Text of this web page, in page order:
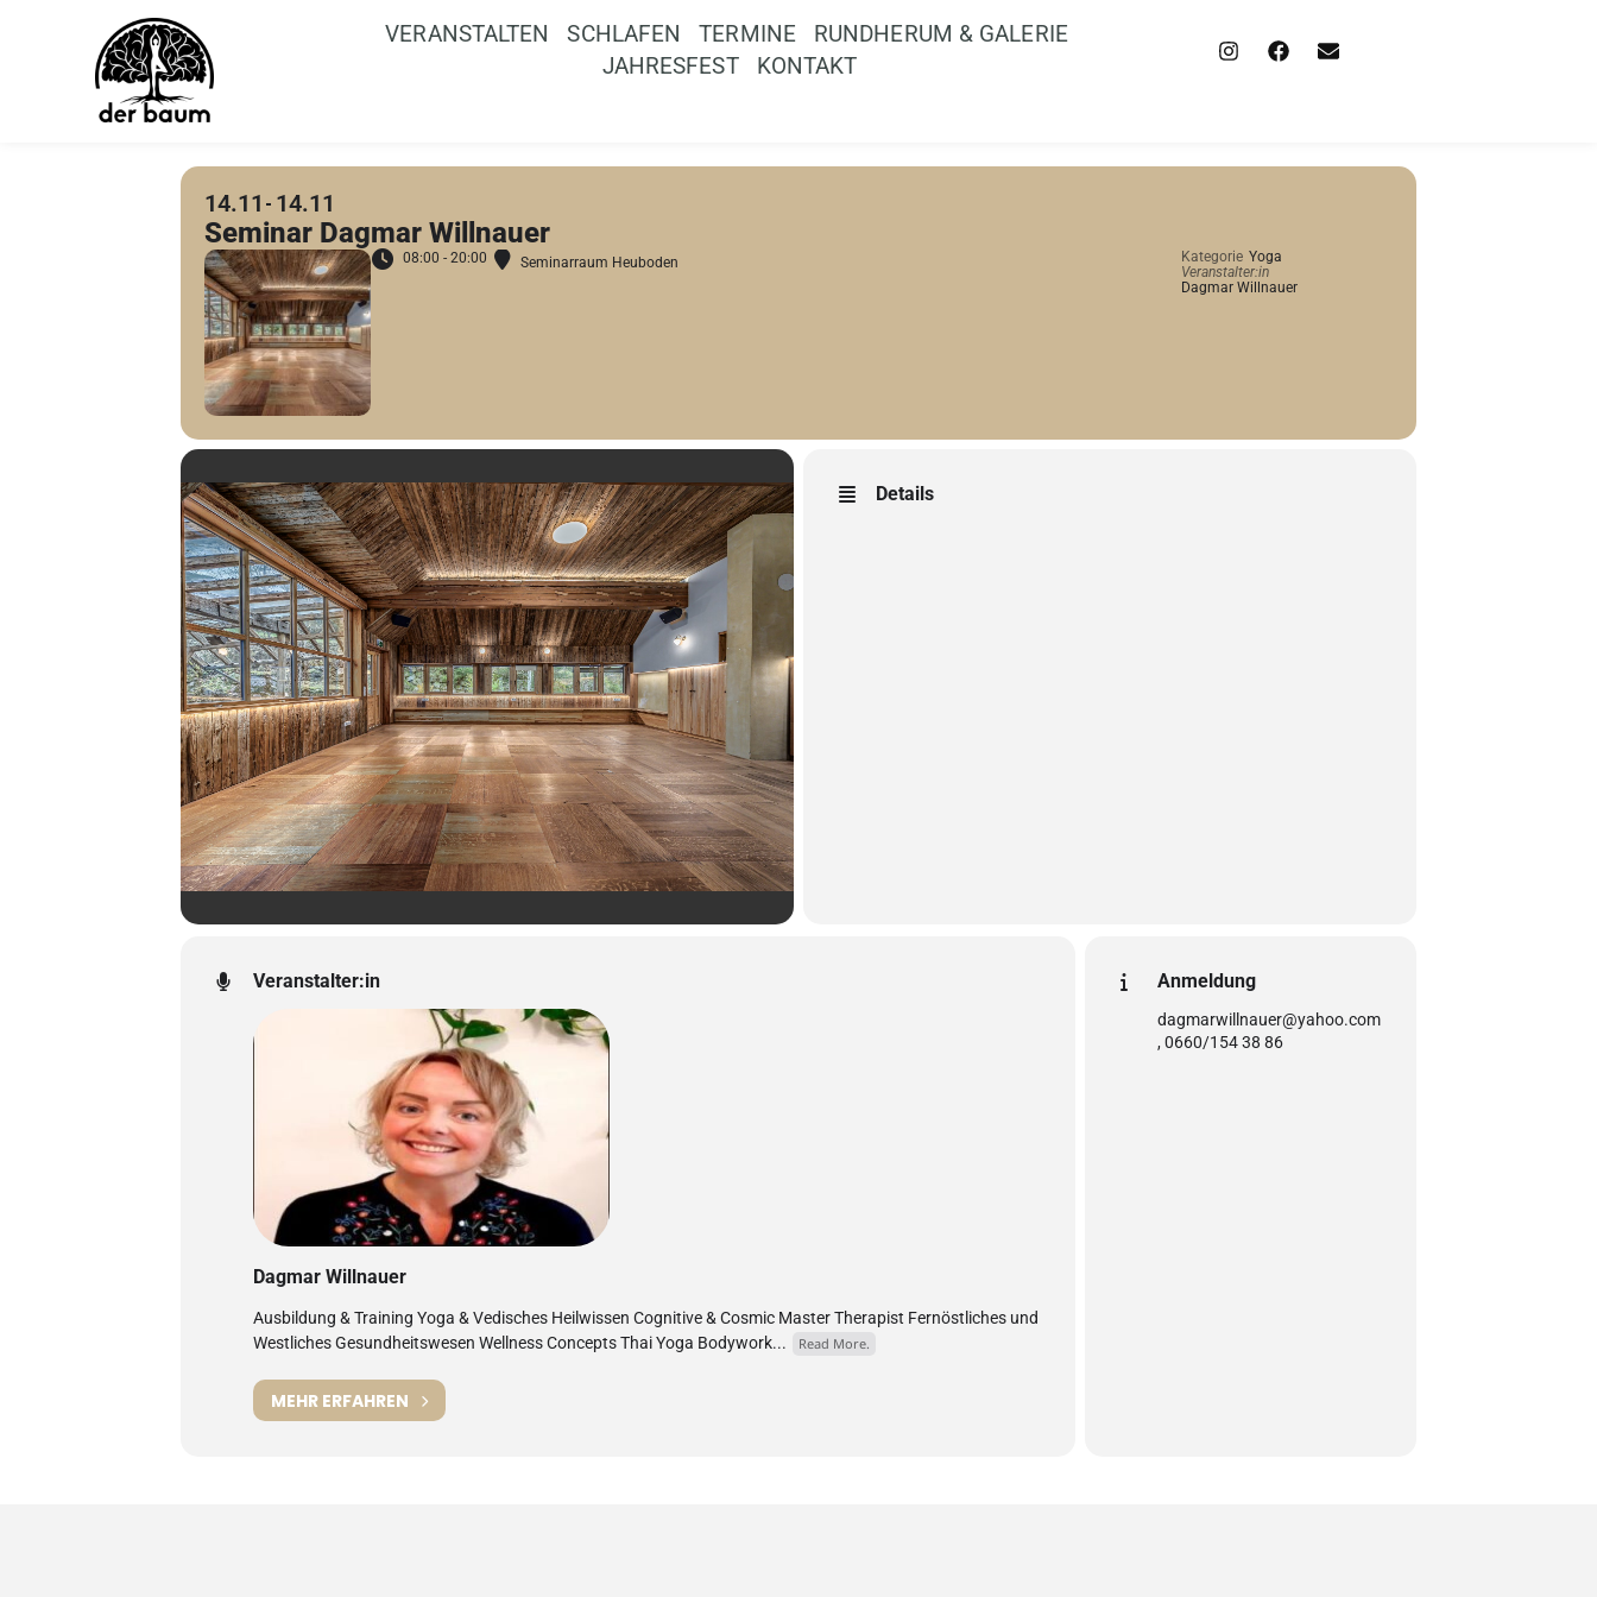
VERANSTALTEN SCHLAFEN TERMINE
RUNDHERUM & GALERIE
JAHRESFEST
KONTAKT
14.11 14.11
Seminar Dagmar Willnauer
08:00 - 20:00 Seminarraum Heuboden Kategorie Yoga
Veranstalter:in
Dagmar Willnauer
Details
Veranstalter:in
Dagmar Willnauer
Ausbildung & Training Yoga & Vedisches Heilwissen Cognitive & Cosmic Master Therapist Fernöstliches und
Westliches Gesundheitswesen Wellness Concepts Thai Yoga Bodywork...
Read More.
MEHR ERFAHREN
Anmeldung
dagmarwillnauer@yahoo.com
, 0660/154 38 86